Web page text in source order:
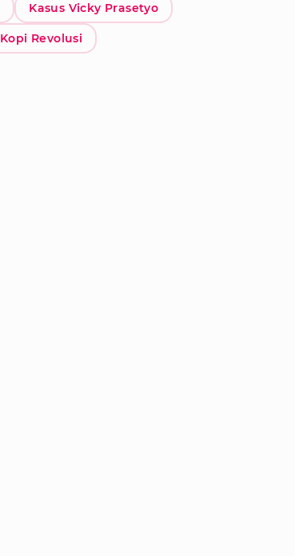
Kasus Vicky Prasetyo
Kopi Revolusi